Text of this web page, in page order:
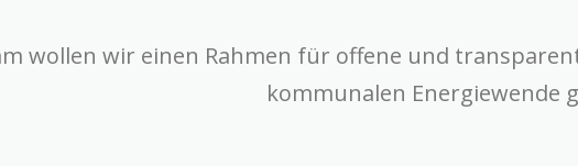
wollen wir einen Rahmen für offene und
kommunalen Energiewende